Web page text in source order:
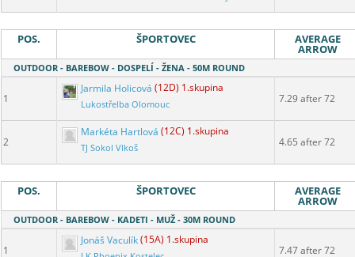
POS. ŠPORTOVEC AVERAGE
ARROW
OUTDOOR - BAREBOW - DOSPELÍ - ŽENA - 50M ROUND
1
Jarmila Holicová (12D) 1.skupina
Lukostřelba Olomouc 7.29 after 72
2
Markéta Hartlová (12C) 1.skupina
TJ Sokol Vlkoš 4.65 after 72
POS. ŠPORTOVEC AVERAGE
ARROW
OUTDOOR - BAREBOW - KADETI - MUŽ - 30M ROUND
1
Jonáš Vaculík(15A) 1.skupina
7.47 after 72